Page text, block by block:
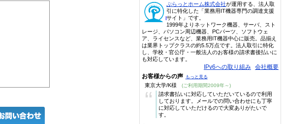
ぷらっとホーム株式会社が運用する、法人取
引に特化した「業務用IT機器専門の調達支援
サイト」です。
1999年よりネットワーク機器、サーバ、スト
レージ、パソコン周辺機器、PCパーツ、ソフトウェ
ア、ライセンスなど、業務用IT機器中心に販売。品揃え
は業界トップクラスの約5.5万点です。法人取引に特化
し、学校・官公庁・一般法人のお客様の請求書後払いに
も対応しています。
IPv6への取り組み 会社概要
お客様からの声 もっと見る
東京大学/K様 (ご利用期間2009年～)
“
請求書払いに対応していただいているので利用
しております。メールでの問い合わせにも丁寧
に対応していただけるので大変ありがたいで
す。